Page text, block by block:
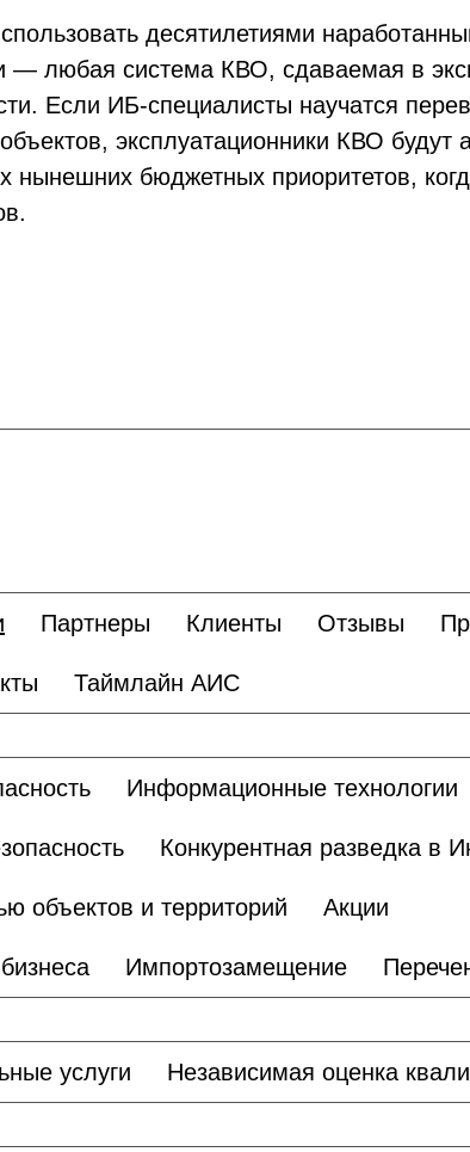
десятилетиями
— любая система КВО, сдаваемая в
Если ИБ-специалисты научатся
эксплуатационники КВО будут
бюджетных приоритетов,
Партнеры Клиенты Отзывы
Таймлайн АИС
Информационные технологии
Конкурентная разведка в
объектов и территорий Акции
Импортозамещение
услуги Независимая оценка